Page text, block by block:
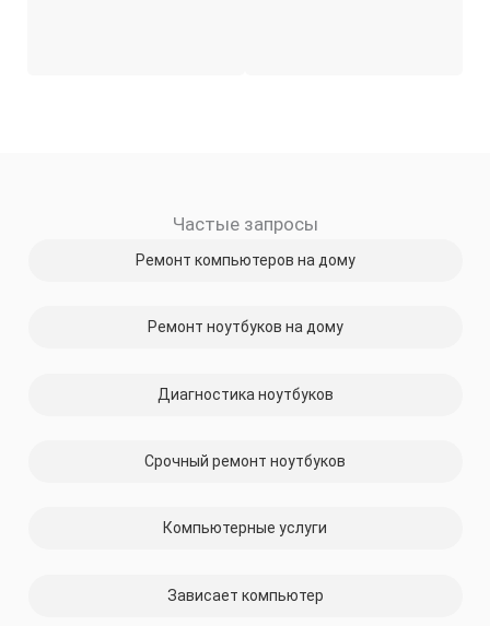
Частые запросы
Ремонт компьютеров на дому
Ремонт ноутбуков на дому
Диагностика ноутбуков
Срочный ремонт ноутбуков
Компьютерные услуги
Зависает компьютер